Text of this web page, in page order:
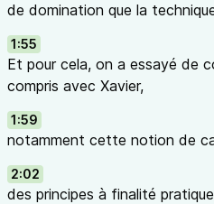
de domination que la
1:55
Et pour cela, on a essayé de
compris avec Xavier,
1:59
notamment cette notion de
2:02
des principes à finalité